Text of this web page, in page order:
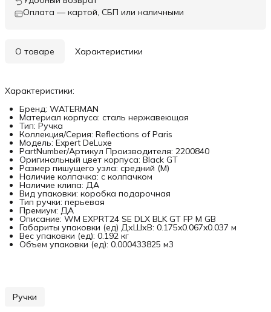
Оплата — картой, СБП или наличными
О товаре Характеристики
Характеристики:
Бренд: WATERMAN
Материал корпуса: сталь нержавеющая
Тип: Ручка
Коллекция/Серия: Reflections of Paris
Модель: Expert DeLuxe
PartNumber/Артикул Производителя: 2200840
Оригинальный цвет корпуса: Black GT
Размер пишущего узла: средний (M)
Наличие колпачка: с колпачком
Наличие клипа: ДА
Вид упаковки: коробка подарочная
Тип ручки: перьевая
Премиум: ДА
Описание: WM EXPRT24 SE DLX BLK GT FP M GB
Габариты упаковки (ед) ДхШхВ: 0.175x0.067x0.037 м
Вес упаковки (ед): 0.192 кг
Объем упаковки (ед): 0.000433825 м3
Ручки